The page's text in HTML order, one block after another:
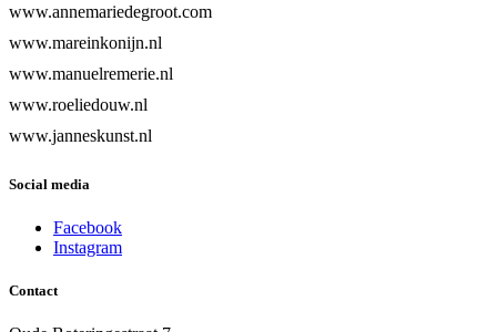
www.annemariedegroot.com
www.mareinkonijn.nl
www.manuelremerie.nl
www.roeliedouw.nl
www.janneskunst.nl
Social media
Facebook
Instagram
Contact